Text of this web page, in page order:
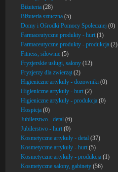
Biżuteria (28)
Biżuteria sztuczna (5)
Domy i Ośrodki Pomocy Społecznej (0)
Farmaceutyczne produkty - hurt (1)
Farmaceutyczne produkty - produkcja (2)
Fitness, siłownie (5)
Fryzjerskie usługi, salony (12)
Fryzjerzy dla zwierząt (2)
Higieniczne artykuły - dozowniki (0)
Higieniczne artykuły - hurt (2)
Higieniczne artykuły - produkcja (0)
Hospicja (0)
Jubilerstwo - detal (6)
Jubilerstwo - hurt (0)
Kosmetyczne artykuły - detal (37)
Kosmetyczne artykuły - hurt (5)
Kosmetyczne artykuły - produkcja (1)
Kosmetyczne salony, gabinety (56)